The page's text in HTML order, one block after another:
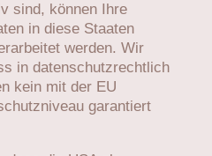
sind, können Ihre
in diese Staaten
werden. Wir
in datenschutzrechtlich
kein mit der EU
garantiert